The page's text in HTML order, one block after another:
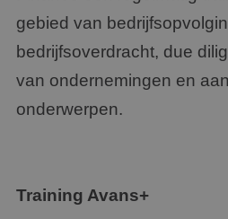
gebied van
bedrijfsoverdracht, due
van ondernemingen en
onderwerpen.
Training Avans+